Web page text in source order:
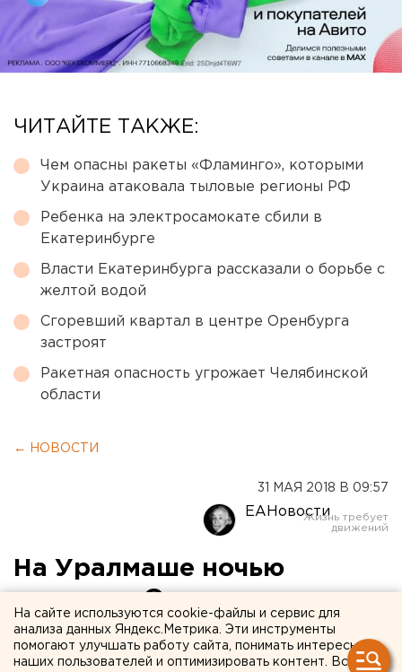
ЧИТАЙТЕ ТАКЖЕ:
Чем опасны ракеты «Фламинго», которыми
Украина атаковала тыловые регионы РФ
Ребенка на электросамокате сбили в
Екатеринбурге
Власти Екатеринбурга рассказали о борьбе с
желтой водой
Сгоревший квартал в центре Оренбурга
застроят
Ракетная опасность угрожает Челябинской
области
← НОВОСТИ
31 МАЯ 2018 В 09:57
ЕАНовости
На Уралмаше ночью
сгорела «Ока»
На сайте используются cookie-файлы и сервис для
анализа данных Яндекс.Метрика. Эти инструменты
помогают улучшать работу сайта, понимать интересы
наших пользователей и оптимизировать контент. Вся